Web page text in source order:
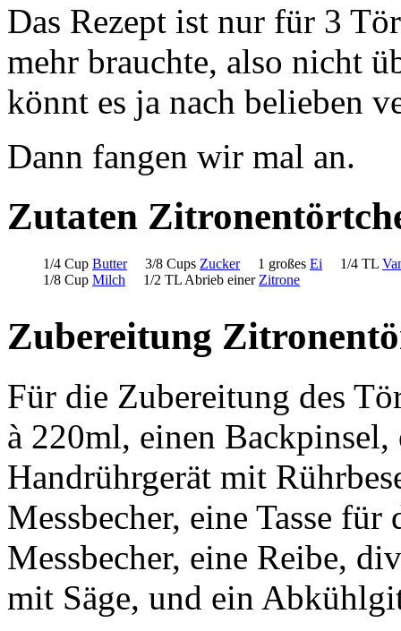
Das Rezept ist nur für 3
mehr brauchte, also nicht
könnt es ja nach belieben
Dann fangen wir mal an.
Zutaten
1/4 Cup Butter 3/8 Cups Zucker 1 großes Ei 1/4 TL
1/8 Cup Milch 1/2 TL Abrieb einer Zitrone
Zubereitung
Für die Zubereitung des
à 220ml, einen Backpinsel,
Handrührgerät mit
Messbecher, eine Tasse
Messbecher, eine Reibe,
mit Säge, und ein